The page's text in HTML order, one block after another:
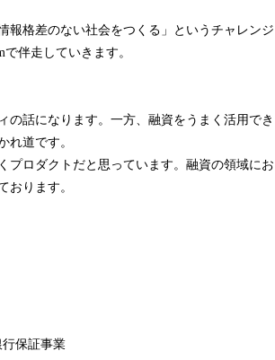
報格差のない社会をつくる」というチャレンジ
伴走していきます。
話になります。一方、融資をうまく活用でき
れ道です。
プロダクトだと思っています。融資の領域にお
おります。
保証事業